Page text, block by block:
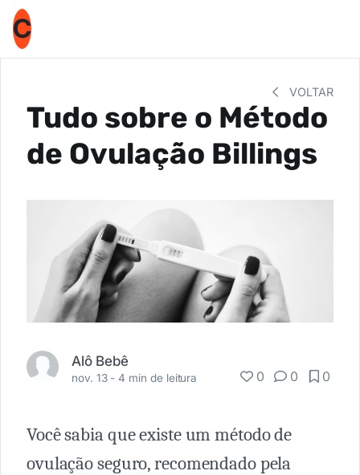
C
VOLTAR
Tudo sobre o Método
de Ovulação Billings
Alô Bebê
nov. 13 -4 min de leitura 0 0 0
Você sabia que existe um método de
ovulação seguro, recomendado pela